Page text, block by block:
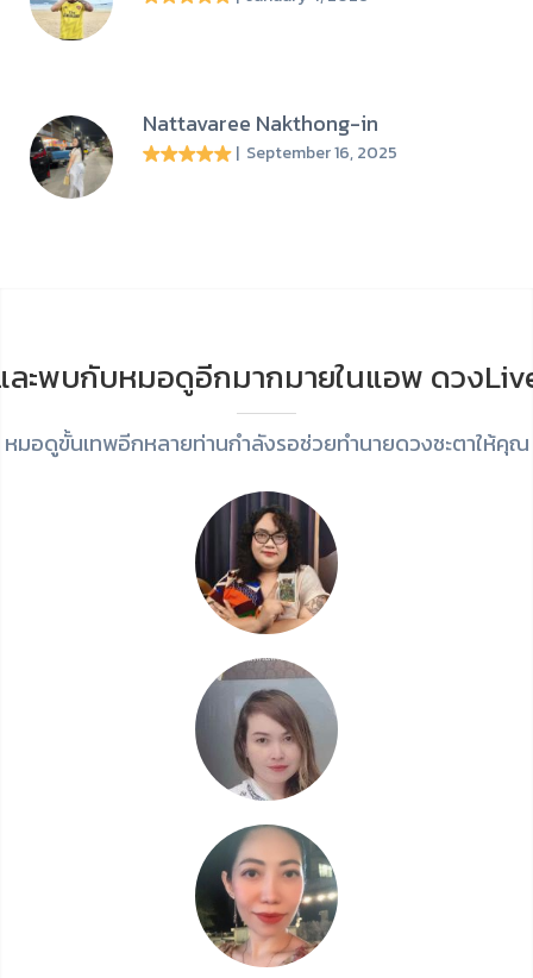
Nattavaree Nakthong-in
| September 16, 2025
ละพบกับหมอดูอีกมากมายในแอพ ดวง
หมอดูขั้นเทพอีกหลายท่านกำลังรอช่วยทำนายดวงชะตาให้คุณ